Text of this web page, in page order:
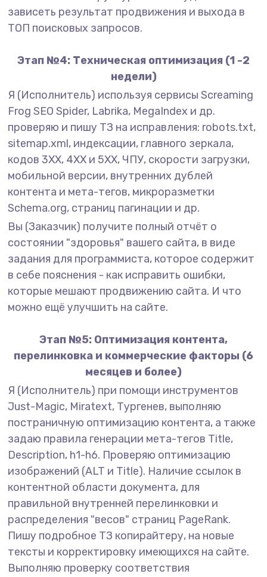
зависеть результат продвижения и выхода в
ТОП поисковых запросов.
Этап №4: Техническая оптимизация (1 -2
недели)
Я (Исполнитель) используя сервисы Screaming
Frog SEO Spider, Labrika, MegaIndex и др.
проверяю и пишу ТЗ на исправления: robots.txt,
sitemap.xml, индексации, главного зеркала,
кодов 3XX, 4XX и 5XX, ЧПУ, скорости загрузки,
мобильной версии, внутренних дублей
контента и мета-тегов, микроразметки
Schema.org, страниц пагинации и др.
Вы (Заказчик) получите полный отчёт о
состоянии "здоровья" вашего сайта, в виде
задания для программиста, которое содержит
в себе пояснения - как исправить ошибки,
которые мешают продвижению сайта. И что
можно ещё улучшить на сайте.
Этап №5: Оптимизация контента,
перелинковка и коммерческие факторы (6
месяцев и более)
Я (Исполнитель) при помощи инструментов
Just-Magic, Miratext, Тургенев, выполняю
постраничную оптимизацию контента, а также
задаю правила генерации мета-тегов Title,
Description, h1-h6. Проверяю оптимизацию
изображений (ALT и Title). Наличие ссылок в
контентной области документа, для
правильной внутренней перелинковки и
распределения "весов" страниц PageRank.
Пишу подробное ТЗ копирайтеру, на новые
тексты и корректировку имеющихся на сайте.
Выполняю проверку соответствия